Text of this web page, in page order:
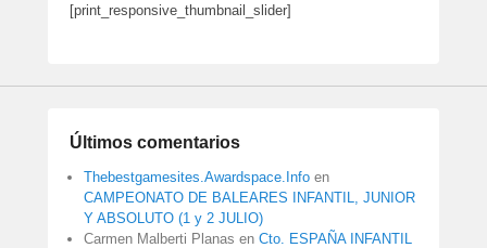
[print_responsive_thumbnail_slider]
Últimos comentarios
Thebestgamesites.Awardspace.Info en
CAMPEONATO DE BALEARES INFANTIL, JUNIOR
Y ABSOLUTO (1 y 2 JULIO)
Carmen Malberti Planas en Cto. ESPAÑA INFANTIL